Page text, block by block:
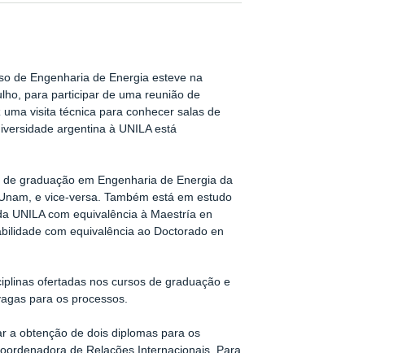
de Engenharia de Energia esteve na
para participar de uma reunião de
visita técnica para conhecer salas de
argentina à UNILA está
graduação em Engenharia de Energia da
e vice-versa. Também está em estudo
UNILA com equivalência à Maestría en
com equivalência ao Doctorado en
ofertadas nos cursos de graduação e
para os processos.
a obtenção de dois diplomas para os
de Relações Internacionais. Para